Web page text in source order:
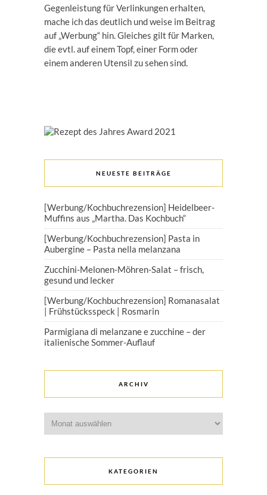
Gegenleistung für Verlinkungen erhalten,
mache ich das deutlich und weise im Beitrag
auf „Werbung“ hin. Gleiches gilt für Marken,
die evtl. auf einem Topf, einer Form oder
einem anderen Utensil zu sehen sind.
NEUESTE BEITRÄGE
[Werbung/Kochbuchrezension] Heidelbeer-
Muffins aus „Martha. Das Kochbuch“
[Werbung/Kochbuchrezension] Pasta in
Aubergine – Pasta nella melanzana
Zucchini-Melonen-Möhren-Salat – frisch,
gesund und lecker
[Werbung/Kochbuchrezension] Romanasalat
| Frühstücksspeck | Rosmarin
Parmigiana di melanzane e zucchine – der
italienische Sommer-Auflauf
ARCHIV
KATEGORIEN